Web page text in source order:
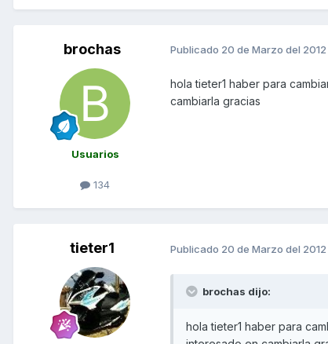
brochas
Usuarios
134
Publicado 20 de Marzo del 2012
hola tieter1 haber para
cambiarla gracias
tieter1 Publicado 20 de Marzo del 2012
brochas dijo:
hola tieter1 haber para